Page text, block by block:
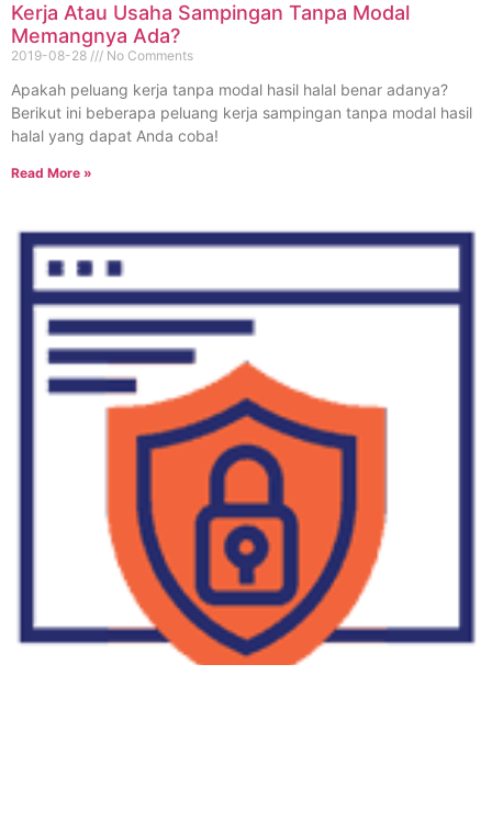
Kerja Atau Usaha Sampingan Tanpa Modal
Memangnya Ada?
2019-08-28 No Comments
Apakah peluang kerja tanpa modal hasil halal benar adanya?
Berikut ini beberapa peluang kerja sampingan tanpa modal hasil
halal yang dapat Anda coba!
Read More »